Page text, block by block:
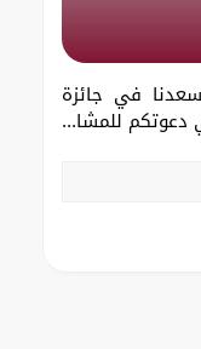
في جائزة
دعوتكم للمشا...